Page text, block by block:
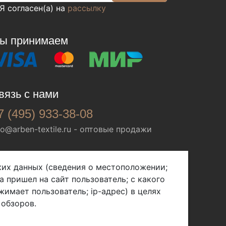
Я согласен(а) на рассылку
принимаем
с нами
(495) 933-38-08
textile.ru - оптовые продажи
данных (сведения о местоположении;
на сайт пользователь; с какого
пользователь; ip-адрес) в целях